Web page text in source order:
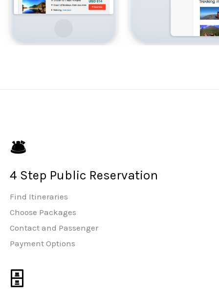
🛎️
4 Step Public Reservation
Find Itineraries
Choose Packages
Contact and Passenger
Payment Options
🗄️